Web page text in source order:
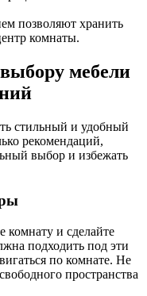
позволяют хранить
комнаты.
мебели
стильный и удобный
рекомендаций,
выбор и избежать
комнату и сделайте
подходить под эти
по комнате. Не
пространства